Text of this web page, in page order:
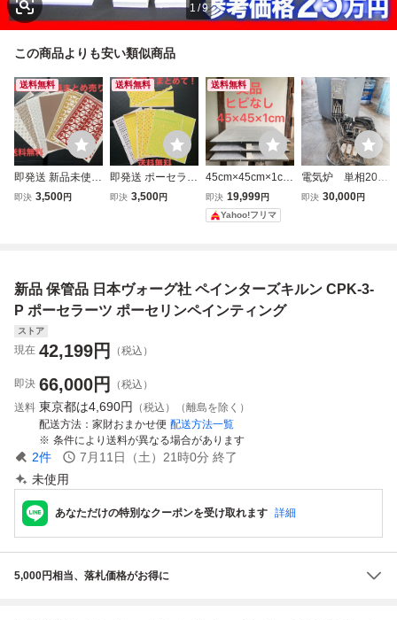
1 /9
この商品よりも安い類似商品
送料無料
即発送 新品未使用
ポーセラーツ 転写
即決 3,500円
送料無料
即発送 ポーセラー
ツ 転写紙 ガラス
即決 3,500円
送料無料
45cm×45cm×1cm
棚板 3枚 美
品 陶芸 窯道
具 焼成 まとめ
即決 19,999円
Yahoo!フリマ
電気炉 単相200
V 最大６ｋｗ仕様
即決 30,000円
新品 保管品 日本ヴォーグ社 ペインターズキルン CPK-3-
P ポーセラーツ ポーセリンペインティング
ストア
現在 42,199円 （税込）
即決 66,000円
（税込）
送料 東京都は4,690円
（税込）（離島を除く）
配送方法
家財おまかせ便 配送方法一覧
条件により送料が異なる場合があります
2件 7月11日（土）21時0分 終了
未使用
あなただけの特別なクーポンを受け取れます 詳細
5,000円相当、落札価格がお得に